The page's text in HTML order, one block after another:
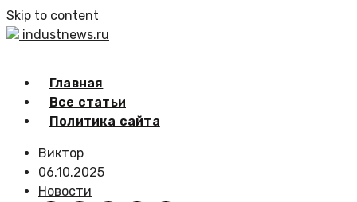
Skip to content
industnews.ru
Главная
Все статьи
Политика сайта
Виктор
06.10.2025
Новости